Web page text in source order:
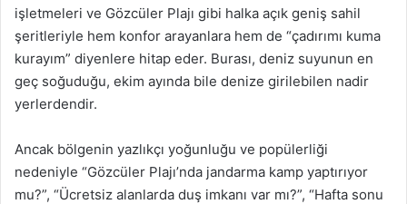
işletmeleri ve Gözcüler Plajı gibi halka açık geniş sahil
şeritleriyle hem konfor arayanlara hem de “çadırımı kuma
kurayım” diyenlere hitap eder. Burası, deniz suyunun en
geç soğuduğu, ekim ayında bile denize girilebilen nadir
yerlerdendir.
Ancak bölgenin yazlıkçı yoğunluğu ve popülerliği
nedeniyle “Gözcüler Plajı’nda jandarma kamp yaptırıyor
mu?”, “Ücretsiz alanlarda duş imkanı var mı?”, “Hafta sonu